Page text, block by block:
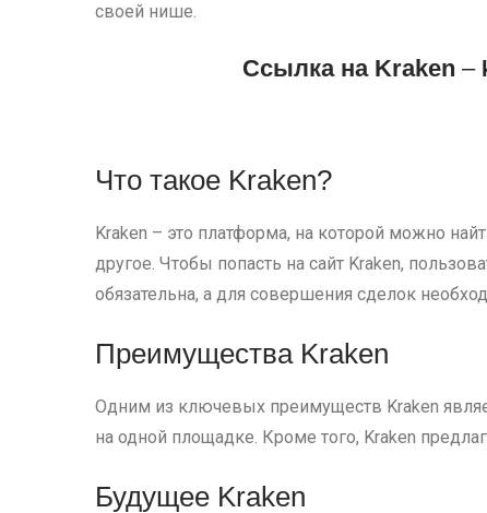
своей нише.
Cсылка на Kraken –
Что такое Kraken?
Kraken – это платформа, на которой можно
другое. Чтобы попасть на сайт Kraken,
обязательна, а для совершения сделок
Преимущества Kraken
Одним из ключевых преимуществ Kraken
на одной площадке. Кроме того, Kraken
Будущее Kraken